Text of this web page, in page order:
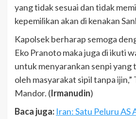
yang tidak sesuai dan tidak
kepemilikan akan di kenakan
Kapolsek berharap semoga
Eko Pranoto maka juga di ikuti
untuk menyarankan senpi yang
oleh masyarakat sipil tanpa
Mandor. (Irmanudin)
Baca juga: Iran: Satu Peluru AS